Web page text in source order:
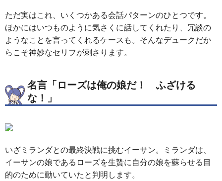
ただ実はこれ、いくつかある会話パターンのひとつです。
ほかにはいつものように気さくに話してくれたり、冗談の
ようなことを言ってくれるケースも。そんなデュークだか
らこそ神妙なセリフが刺さります。
名言「ローズは俺の娘だ！ ふざける
な！」
いざミランダとの最終決戦に挑むイーサン。ミランダは、
イーサンの娘であるローズを生贄に自分の娘を蘇らせる目
的のために動いていたと判明します。